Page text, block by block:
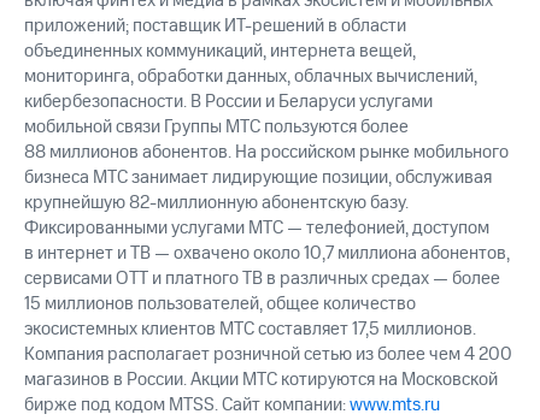
Описание
Еврооблигации-2023
Уведомление
о
погашении
именных
облигаций
Другое
Регистратор
Реквизиты
Контакты
развитие
деловая этика
На главную
приложений; поставщик ИТ-решений в области
объединенных коммуникаций, интернета вещей,
мониторинга, обработки данных, облачных вычислений,
кибербезопасности. В России и Беларуси услугами
мобильной связи Группы МТС пользуются более
88 миллионов абонентов. На российском рынке мобильного
бизнеса МТС занимает лидирующие позиции, обслуживая
крупнейшую 82-миллионную абонентскую базу.
Фиксированными услугами МТС — телефонией, доступом
в интернет и ТВ — охвачено около 10,7 миллиона абонентов,
сервисами OTT и платного ТВ в различных средах — более
15 миллионов пользователей, общее количество
экосистемных клиентов МТС составляет 17,5 миллионов.
Компания располагает розничной сетью из более чем 4 200
магазинов в России. Акции МТС котируются на Московской
бирже под кодом MTSS. Сайт компании:www.mts.ru